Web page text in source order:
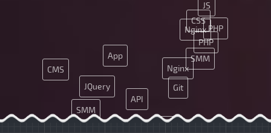
PHP
JS
Nginx
SMM
CMS
App
PHP
JQuery
Nginx
SMM
API
CSS
Git